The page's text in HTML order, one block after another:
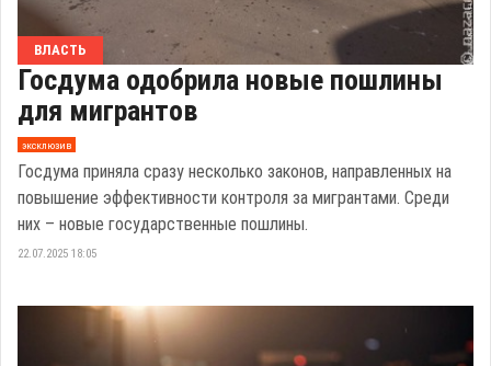
ВЛАСТЬ
Госдума одобрила новые пошлины
для мигрантов
эксклюзив
Госдума приняла сразу несколько законов, направленных на
повышение эффективности контроля за мигрантами. Среди
них – новые государственные пошлины.
22.07.2025 18:05